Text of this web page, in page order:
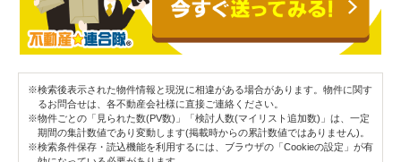
※検索後表示された物件情報と現況に相違がある場合があります。物件に関す
るお問合せは、各不動産会社様に直接ご連絡ください。
※物件ごとの「見られた数(PV数)」「検討人数(マイリスト追加数)」は、一定
期間の集計数値であり変動します(掲載時からの累計数値ではありません)。
※検索条件保存・読込機能を利用するには、ブラウザの「Cookieの設定」が有